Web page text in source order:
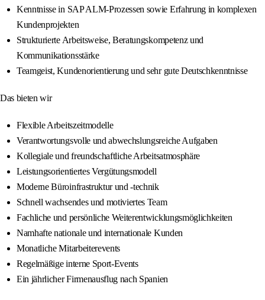
Kenntnisse in SAP ALM-Prozessen sowie Erfahrung in komplexen
Kundenprojekten
Strukturierte Arbeitsweise, Beratungskompetenz und
Kommunikationsstärke
Teamgeist, Kundenorientierung und sehr gute Deutschkenntnisse
Das bieten wir
Flexible Arbeitszeitmodelle
Verantwortungsvolle und abwechslungsreiche Aufgaben
Kollegiale und freundschaftliche Arbeitsatmosphäre
Leistungsorientiertes Vergütungsmodell
Moderne Büroinfrastruktur und -technik
Schnell wachsendes und motiviertes Team
Fachliche und persönliche Weiterentwicklungsmöglichkeiten
Namhafte nationale und internationale Kunden
Monatliche Mitarbeiterevents
Regelmäßige interne Sport-Events
Ein jährlicher Firmenausflug nach Spanien